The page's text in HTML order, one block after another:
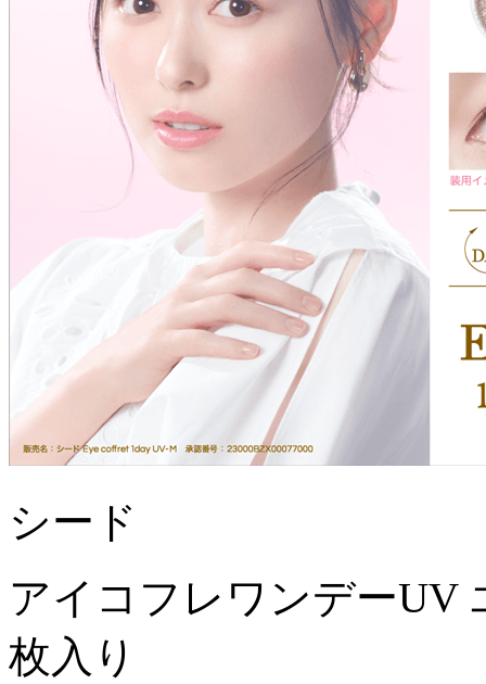
シード
アイコフレワンデーUV
枚入り